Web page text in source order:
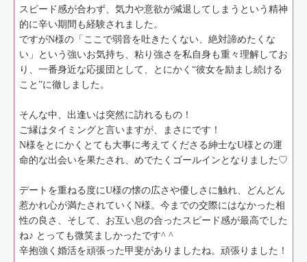
スピード感が合わず、気力や意欲が減退してしまうという精神
的に辛い期間も経験されました。
ですがN様の「ここで弱音を吐きたくない、絶対諦めたくな
い」という強いお気持ち、粘り強さを私自身も重々理解してお
り、一番身近な応援団として、とにかく“彼女を励まし続ける
こと”に徹しました。
そんな中、出逢いは突然に訪れるもの！
ご縁はタイミングと言いますが、まさにです！
N様をとにかくとても大事に考えてくださる紳士なU様との運
命的な出会いを果たされ、めでたくゴールインとなりました♡
デートを重ねる度にU様の懐の広さや優しさに触れ、どんどん
惹かれ心が満たされていくN様。今までの交際にはなかった相
性の良さ、そして、お互い息の合ったスピード感が最高でした
ね♪ とっても微笑ましかったです^ ^
辛抱強く婚活を頑張った甲斐がありましたね。頑張りました！